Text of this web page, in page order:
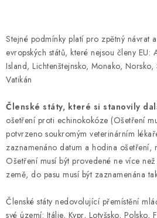
Stejné podmínky platí pro zpětný návrat
evropských států, které nejsou členy EU:
Island, Lichtenštejnsko, Monako,
Vatikán
Členské státy, které si stanovily
ošetření proti echinokokóze (Ošetření
potvrzeno soukromým veterinárním
zaznamenáno datum a hodina ošetření,
Ošetření musí být provedené ne více
země, do pasu musí být zaznamenána
Členské státy nedovolující přemístění
své území: Itálie, Kypr, Lotyšsko, Polsko,